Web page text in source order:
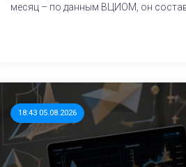
месяц – по данным ВЦИОМ, он
18:43 05.08.2026